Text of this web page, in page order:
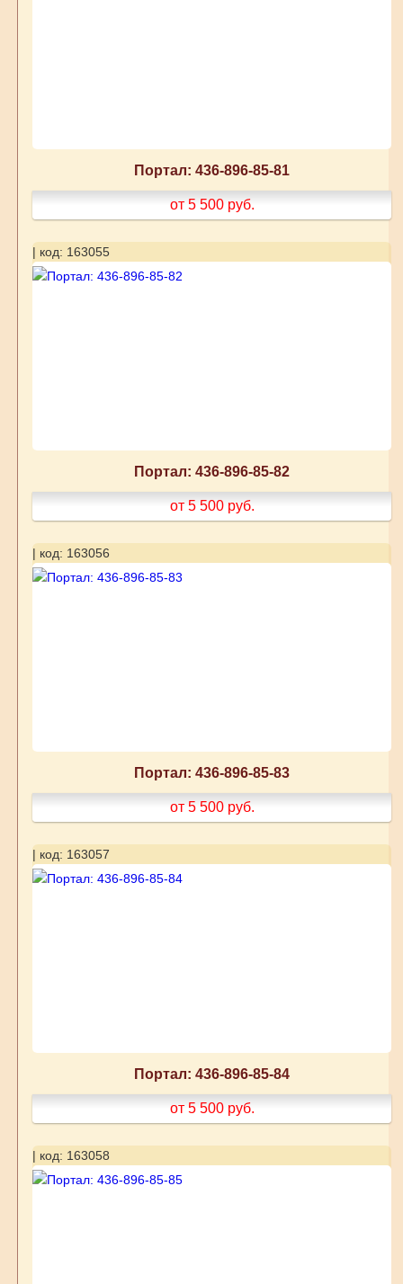
Портал: 436-896-85-81
от 5 500 руб.
| код: 163055
Портал: 436-896-85-82
от 5 500 руб.
| код: 163056
Портал: 436-896-85-83
от 5 500 руб.
| код: 163057
Портал: 436-896-85-84
от 5 500 руб.
| код: 163058